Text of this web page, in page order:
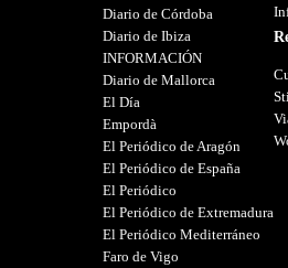
Diario de Córdoba
Diario de Ibiza
INFORMACIÓN
Diario de Mallorca
El Día
Empordà
El Periódico de Aragón
El Periódico de España
El Periódico
El Periódico de Extremadura
El Periódico Mediterráneo
Faro de Vigo